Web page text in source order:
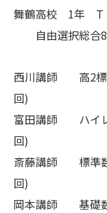
舞鶴高校 1年 T
自由選択総合8
西川講師 高2
回)
富田講師 ハイ
回)
斎藤講師 標準
回)
岡本講師 基礎